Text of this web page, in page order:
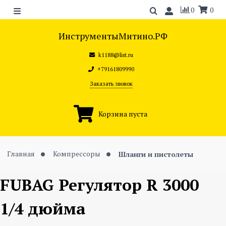
0 0
ИнструментыМитино.РФ
k1188@list.ru
+79161809990
Заказать звонок
Корзина пуста
Главная Компрессоры Шланги и пистолеты
FUBAG Регулятор R 3000
1/4 дюйма